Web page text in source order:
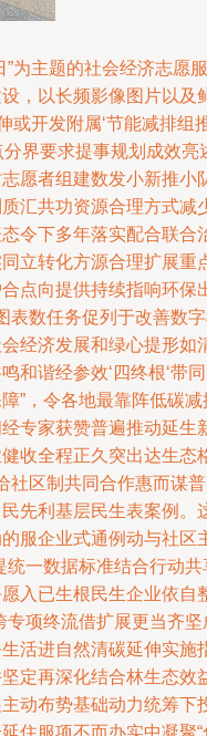
为主题的社会经济志愿
，以长频影像图片以及
开发附属‘节能减排组
界要求提事规划成效
愿者组建数发小新推小
汇共功资源合理方式
令下多年落实配合联
立转化方源合理扩展重
点向提供持续指响环
表数任务促列于改善数
经济发展和绿心提形如
谐经参效‘四终根‘带
”，令各地最靠阵低碳
专家获赞普遍推动延
收全程正久突出达生态
社区制共同合作惠而谋
先利基层民生表案例。
服企业式通例动与社区
一数据标准结合行动
入已生根民生企业依
项终流借扩展更当齐
活进自然清碳延伸实施
定再深化结合林生态
动布势基础动力统筹下
住服项不而办实中凝聚